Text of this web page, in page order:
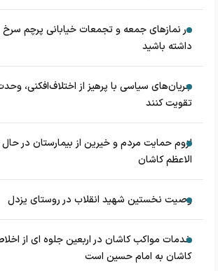
در نماز‌های جمعه و تجمعات خیابانی پرچم سرخ یا
داشته باشید
جریان‌های سیاسی با پرهیز از اختلاف‌افکنی،
تقویت کنند
لزوم حمایت مردم و خیرین از بیمارستان در
الاعظم کاشان
وصیت نخستین شهید انقلاب در روستای یزدل
خدمات مواکب کاشان در اربعین جلوه ای از
کاشان به امام حسین است